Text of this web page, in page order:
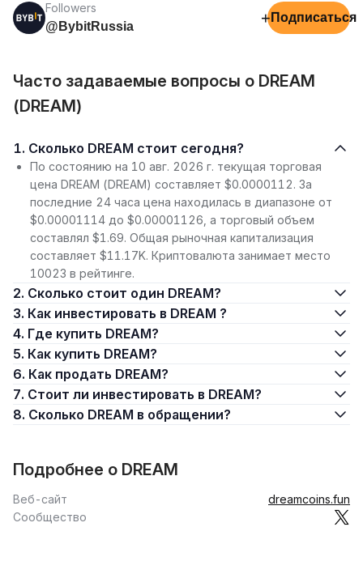
Followers
@BybitRussia
+ Подписаться
Часто задаваемые вопросы о DREAM
(DREAM)
1. Сколько DREAM стоит сегодня?
По состоянию на 10 авг. 2026 г. текущая торговая
цена DREAM (DREAM) составляет $0.0000112. За
последние 24 часа цена находилась в диапазоне от
$0.00001114 до $0.00001126, а торговый объем
составлял $1.69. Общая рыночная капитализация
составляет $11.17K. Криптовалюта занимает место
10023 в рейтинге.
2. Сколько стоит один DREAM?
3. Как инвестировать в DREAM ?
4. Где купить DREAM?
5. Как купить DREAM?
6. Как продать DREAM?
7. Стоит ли инвестировать в DREAM?
8. Сколько DREAM в обращении?
Подробнее о DREAM
Веб-сайт
dreamcoins.fun
Сообщество